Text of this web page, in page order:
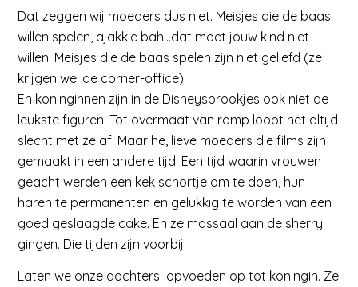
Dat zeggen wij moeders dus niet. Meisjes die de baas
willen spelen, ajakkie bah…dat moet jouw kind niet
willen. Meisjes die de baas spelen zijn niet geliefd (ze
krijgen wel de corner-office)
En koninginnen zijn in de Disneysprookjes ook niet de
leukste figuren. Tot overmaat van ramp loopt het altijd
slecht met ze af. Maar he, lieve moeders die films zijn
gemaakt in een andere tijd. Een tijd waarin vrouwen
geacht werden een kek schortje om te doen, hun
haren te permanenten en gelukkig te worden van een
goed geslaagde cake. En ze massaal aan de sherry
gingen. Die tijden zijn voorbij.
Laten we onze dochters opvoeden op tot koningin. Ze